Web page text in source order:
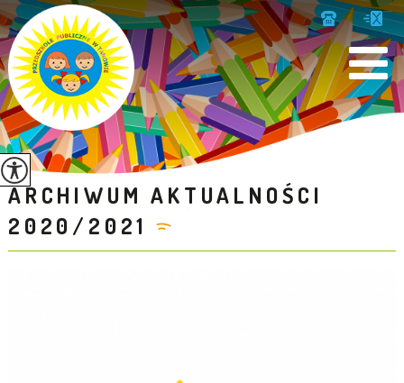
ARCHIWUM AKTUALNOŚCI
2020/2021